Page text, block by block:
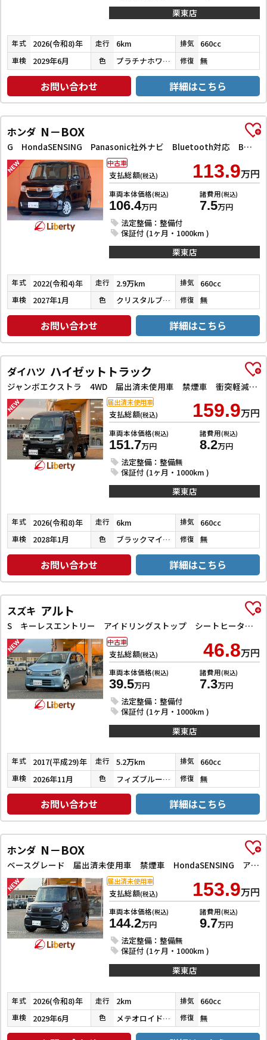
栗東店
年式 2026(令和8)年 走行 6km 排気 660cc
車検 2029年6月 色 プラチナホワイトパール 修復 無
お問い合わせ 詳細はこちら
ホンダ N－BOX
G HondaSENSING Panasonic社外ナビ Bluetooth対応 Bカメラ 電子パーキング LEDヘッドライト アダプティブクルーズコントロール ETC スマートキー プッシュスタート
支払総額(税込) 113.9万円
車両本体価格(税込)
106.4万円
諸費用(税込)
7.5万円
法定整備：整備付
保証付 (1ヶ月・1000km )
中古車
栗東店
年式 2022(令和4)年 走行 2.9万km 排気 660cc
車検 2027年1月 色 クリスタルブラックパール 修復 無
お問い合わせ 詳細はこちら
ダイハツ ハイゼットトラック
ジャンボエクストラ 4WD 届出済未使用車 禁煙車 衝突軽減B LEDヘッドライト フォグライト スマートキー プッシュスタート アイドリングストップ 障害物センサー
支払総額(税込) 159.9万円
車両本体価格(税込)
151.7万円
諸費用(税込)
8.2万円
法定整備：整備無
保証付 (1ヶ月・1000km )
届出済未使用車
栗東店
年式 2026(令和8)年 走行 6km 排気 660cc
車検 2028年1月 色 ブラックマイカメタリック 修復 無
お問い合わせ 詳細はこちら
スズキ アルト
S キーレスエントリー アイドリングストップ シートヒーター CVT ESC CD ミュージックプレイヤー接続可 エアコン パワーウィンドウ
支払総額(税込) 46.8万円
車両本体価格(税込)
39.5万円
諸費用(税込)
7.3万円
法定整備：整備付
保証付 (1ヶ月・1000km )
中古車
栗東店
年式 2017(平成29)年 走行 5.2万km 排気 660cc
車検 2026年11月 色 フィズブルーパールメタリック 修復 無
お問い合わせ 詳細はこちら
ホンダ N－BOX
ベースグレード 届出済未使用車 禁煙車 HondaSENSING アダプティブクルーズコントロール 電子パーキング 左パワースライドドア LEDヘッドライト スマートキー プッシュスタート アイドリングストップ
支払総額(税込) 153.9万円
車両本体価格(税込)
144.2万円
諸費用(税込)
9.7万円
法定整備：整備無
保証付 (1ヶ月・1000km )
届出済未使用車
栗東店
年式 2026(令和8)年 走行 2km 排気 660cc
車検 2029年6月 色 メテオロイドグレーメタリック 修復 無